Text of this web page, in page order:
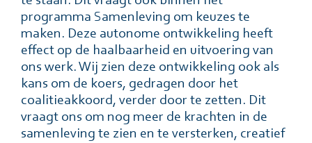
programma Samenleving om keuzes te
maken. Deze autonome ontwikkeling heeft
effect op de haalbaarheid en uitvoering van
ons werk. Wij zien deze ontwikkeling ook als
kans om de koers, gedragen door het
coalitieakkoord, verder door te zetten. Dit
vraagt ons om nog meer de krachten in de
samenleving te zien en te versterken, creatief